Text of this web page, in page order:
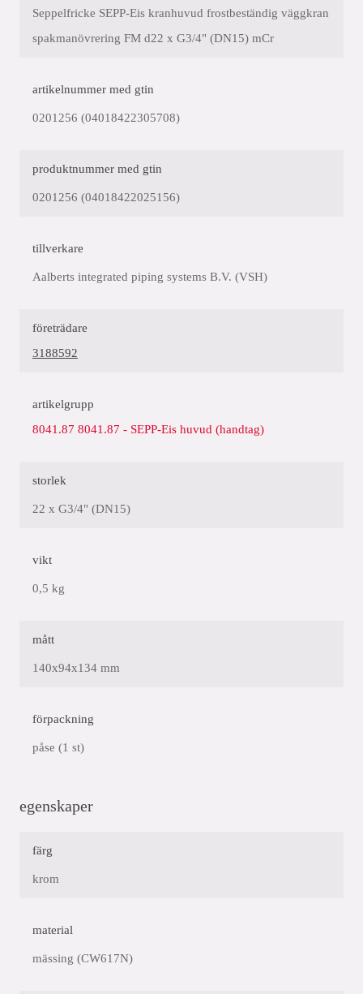
Seppelfricke SEPP-Eis kranhuvud frostbeständig väggkran
spakmanövrering FM d22 x G3/4" (DN15) mCr
artikelnummer med gtin
0201256 (04018422305708)
produktnummer med gtin
0201256 (04018422025156)
tillverkare
Aalberts integrated piping systems B.V. (VSH)
företrädare
3188592
artikelgrupp
8041.87 8041.87 - SEPP-Eis huvud (handtag)
storlek
22 x G3/4" (DN15)
vikt
0,5 kg
mått
140x94x134 mm
förpackning
påse (1 st)
egenskaper
färg
krom
material
mässing (CW617N)